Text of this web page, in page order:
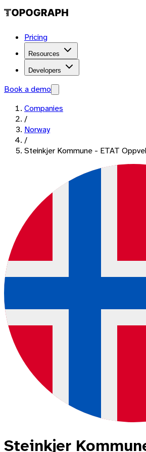
Pricing
Resources
Developers
Book a demo
Companies
/
Norway
/
Steinkjer Kommune - ETAT
Steinkjer